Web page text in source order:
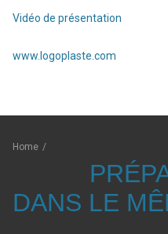
Vidéo de présentation
www.logoplaste.com
Home /
DANS LE